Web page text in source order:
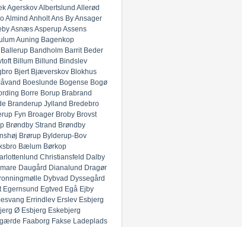
AgerskovAlbertslund Allerød
Almind AnholtAns ByAnsager
AsnæsAsperupAssens
Auning Bagenkop
Ballerup Bandholm Barrit Beder
Billum Billund Bindslev
Bjert Bjæverskov Blokhus
Boeslunde Bogense Bogø
Borre Borup Brabrand
Branderup Jylland Bredebro
Fyn Broager Broby Brovst
Brøndby Strand Brøndby
Brørup Bylderup-Bov
Bælum Børkop
Christiansfeld Dalby
Daugård Dianalund Dragør
Dybvad Dyssegård
Egernsund Egtved Egå Ejby
Errindlev Erslev Esbjerg
Ø Esbjerg Eskebjerg
Faaborg Fakse Ladeplads